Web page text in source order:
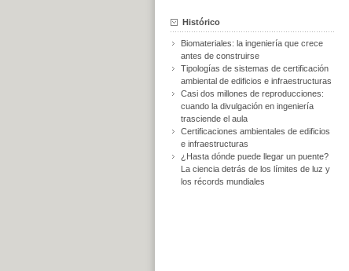
Histórico
Biomateriales: la ingeniería que crece
antes de construirse
Tipologías de sistemas de certificación
ambiental de edificios e infraestructuras
Casi dos millones de reproducciones:
cuando la divulgación en ingeniería
trasciende el aula
Certificaciones ambientales de edificios
e infraestructuras
¿Hasta dónde puede llegar un puente?
La ciencia detrás de los límites de luz y
los récords mundiales